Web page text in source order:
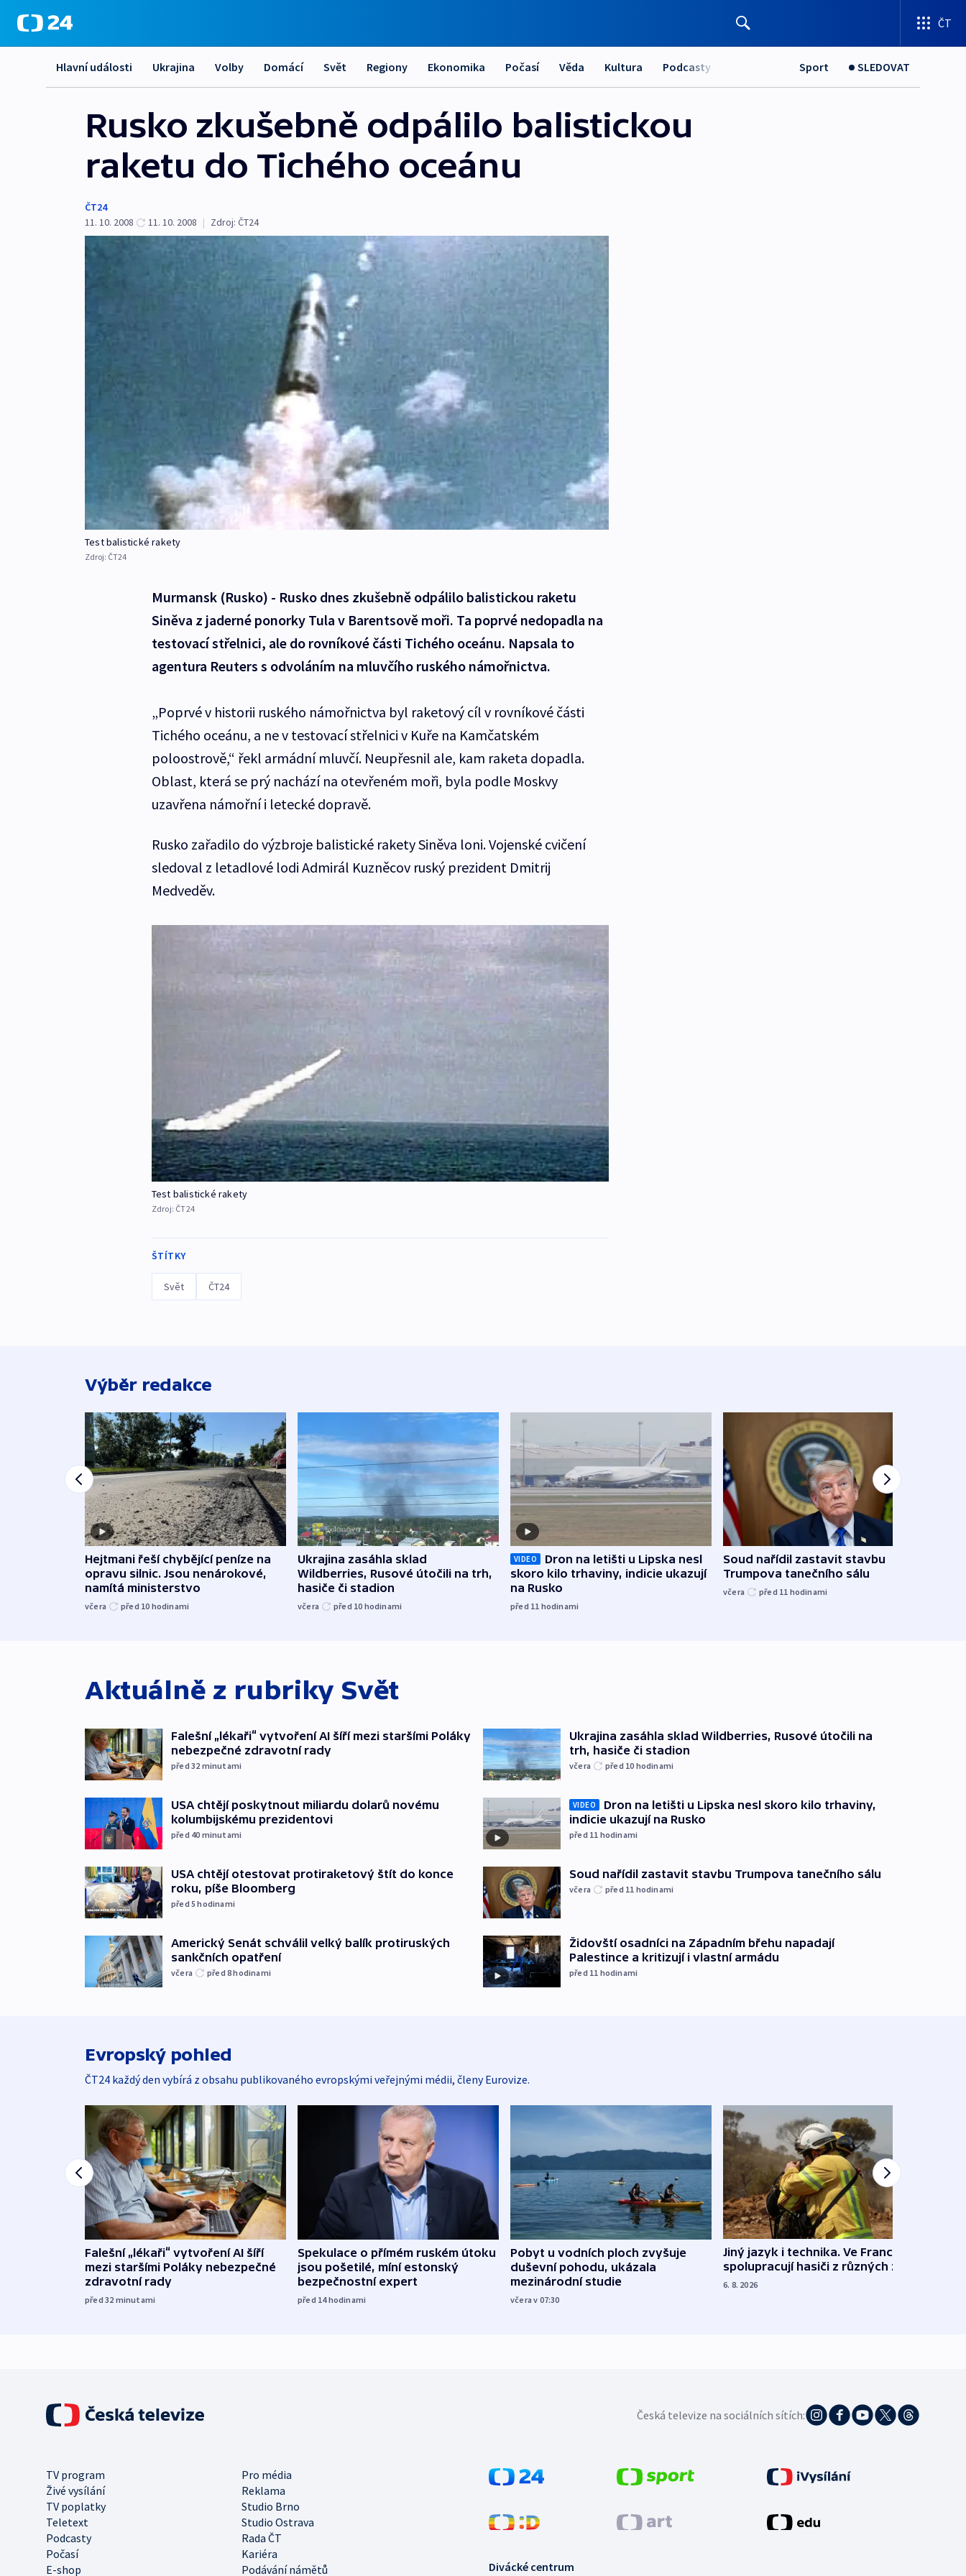
ČT
Hlavní události Ukrajina Volby Domácí Svět Regiony Ekonomika Počasí Věda Kultura Podcasty Sport SLEDOVAT
Rusko zkušebně odpálilo balistickou
raketu do Tichého oceánu
ČT24
11. 10. 2008
11. 10. 2008 | Zdroj: ČT24
Test balistické rakety
Zdroj: ČT24
Murmansk (Rusko) - Rusko dnes zkušebně odpálilo balistickou raketu
Siněva z jaderné ponorky Tula v Barentsově moři. Ta poprvé nedopadla na
testovací střelnici, ale do rovníkové části Tichého oceánu. Napsala to
agentura Reuters s odvoláním na mluvčího ruského námořnictva.
„Poprvé v historii ruského námořnictva byl raketový cíl v rovníkové části
Tichého oceánu, a ne v testovací střelnici v Kuře na Kamčatském
poloostrově,“ řekl armádní mluvčí. Neupřesnil ale, kam raketa dopadla.
Oblast, která se prý nachází na otevřeném moři, byla podle Moskvy
uzavřena námořní i letecké dopravě.
Rusko zařadilo do výzbroje balistické rakety Siněva loni. Vojenské cvičení
sledoval z letadlové lodi Admirál Kuzněcov ruský prezident Dmitrij
Medveděv.
Test balistické rakety
Zdroj: ČT24
ŠTÍTKY
Svět ČT24
Výběr redakce
Hejtmani řeší chybějící peníze na
opravu silnic. Jsou nenárokové,
namítá ministerstvo
včera před 10 hodinami
Ukrajina zasáhla sklad
Wildberries, Rusové útočili na trh,
hasiče či stadion
včera před 10 hodinami
VIDEO
Dron na letišti u Lipska nesl
skoro kilo trhaviny, indicie ukazují
na Rusko
před 11 hodinami
Soud nařídil zastavit stavbu
Trumpova tanečního sálu
včera před 11 hodinami
Aktuálně z rubriky Svět
Falešní „lékaři“ vytvoření AI šíří mezi staršími Poláky
nebezpečné zdravotní rady
před 32 minutami
USA chtějí poskytnout miliardu dolarů novému
kolumbijskému prezidentovi
před 40 minutami
USA chtějí otestovat protiraketový štít do konce
roku, píše Bloomberg
před 5hodinami
Americký Senát schválil velký balík protiruských
sankčních opatření
včera před 8hodinami
Ukrajina zasáhla sklad Wildberries, Rusové útočili na
trh, hasiče či stadion
včera před 10 hodinami
VIDEO
Dron na letišti u Lipska nesl skoro kilo trhaviny,
indicie ukazují na Rusko
před 11 hodinami
Soud nařídil zastavit stavbu Trumpova tanečního sálu
včera před 11 hodinami
Židovští osadníci na Západním břehu napadají
Palestince a kritizují i vlastní armádu
před 11 hodinami
Evropský pohled
ČT24 každý den vybírá z obsahu publikovaného evropskými veřejnými médii, členy Eurovize.
Falešní „lékaři“ vytvoření AI šíří
mezi staršími Poláky nebezpečné
zdravotní rady
před 32 minutami
Spekulace o přímém ruském útoku
jsou pošetilé, míní estonský
bezpečnostní expert
před 14hodinami
Pobyt u vodních ploch zvyšuje
duševní pohodu, ukázala
mezinárodní studie
včera v 07:30
Jiný jazyk i technika. Ve Francii
spolupracují hasiči z různých zemí
6. 8. 2026
Česká televize na sociálních sítích:
TV program
Pro média
Živé vysílání
Reklama
TV poplatky
Studio Brno
Teletext
Studio Ostrava
Podcasty
Rada ČT
Počasí
Kariéra
E-shop
Podávání námětů Divácké centrum